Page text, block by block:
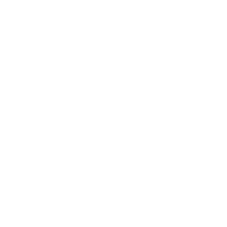
していくことを目指します。